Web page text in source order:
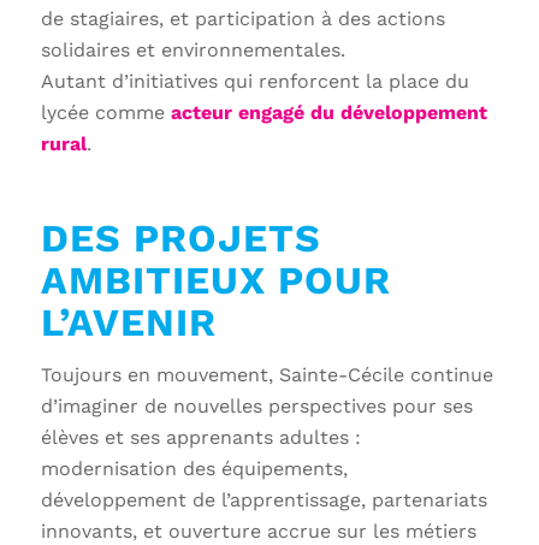
de stagiaires, et participation à des actions
solidaires et environnementales.
Autant d’initiatives qui renforcent la place du
lycée comme acteur engagé du développement
rural.
DES PROJETS
AMBITIEUX POUR
L’AVENIR
Toujours en mouvement, Sainte-Cécile continue
d’imaginer de nouvelles perspectives pour ses
élèves et ses apprenants adultes :
modernisation des équipements,
développement de l’apprentissage, partenariats
innovants, et ouverture accrue sur les métiers